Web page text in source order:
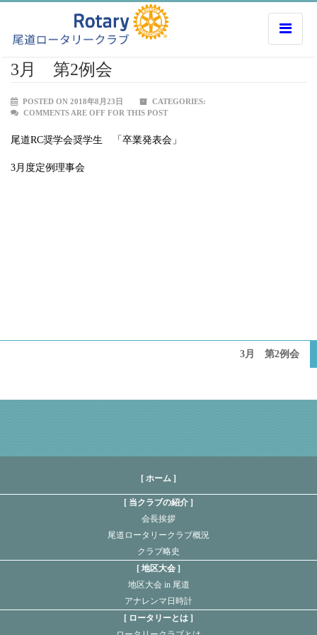
3月 第2例会
POSTED ON 2018年8月23日
CATEGORIES:
COMMENTS ARE OFF FOR THIS POST
尾道RC奨学会奨学生 「卒業発表会」
3月度定例理事会
3月 第2例会
[ ホーム ]
当クラブの紹介
会長挨拶
尾道ロータリークラブ概況
クラブ略史
地区大会
地区大会 in 尾道
アナレンマ日時計
ロータリーとは